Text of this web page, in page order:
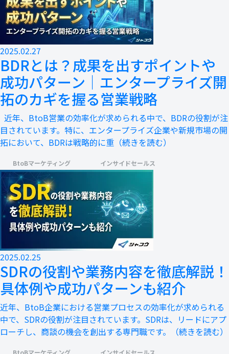
2025.02.27
BDRとは？成果を出すポイントや
成功パターン｜エンタープライズ開
拓のカギを握る営業戦略
近年、BtoB営業の効率化が求められる中で、BDRの役割が注
目されています。特に、エンタープライズ企業や新規市場の開
拓において、BDRは戦略的に重 （続きを読む）
BtoBマーケティング インサイドセールス
2025.02.25
SDRの役割や業務内容を徹底解説！
具体例や成功パターンも紹介
近年、BtoB企業における営業プロセスの効率化が求められる
中で、SDRの役割が注目されています。SDRは、リードにアプ
ローチし、商談の機会を創出する専門職です。
（続きを読む）
BtoBマーケティング インサイドセールス